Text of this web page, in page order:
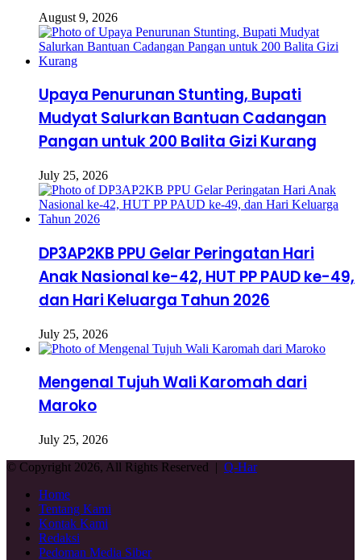
August 9, 2026
Upaya Penurunan Stunting, Bupati
Mudyat Salurkan Bantuan Cadangan
Pangan untuk 200 Balita Gizi Kurang
July 25, 2026
DP3AP2KB PPU Gelar Peringatan Hari
Anak Nasional ke-42, HUT PP PAUD ke-49,
dan Hari Keluarga Tahun 2026
July 25, 2026
Mengenal Tujuh Wali Karomah dari
Maroko
July 25, 2026
© Copyright 2026, All Rights Reserved | Q-Har
Home
Tentang Kami
Kontak Kami
Redaksi
Pedoman Media Siber